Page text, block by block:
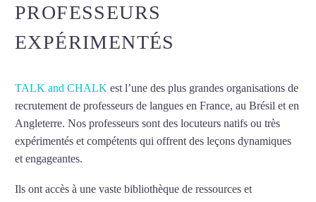
PROFESSEURS
EXPÉRIMENTÉS
TALK and CHALK est l’une des plus grandes organisations de
recrutement de professeurs de langues en France, au Brésil et en
Angleterre. Nos professeurs sont des locuteurs natifs ou très
expérimentés et compétents qui offrent des leçons dynamiques
et engageantes.
Ils ont accès à une vaste bibliothèque de ressources et